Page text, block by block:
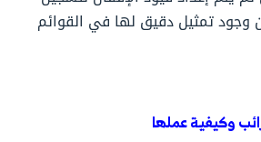
وجود تمثيل دقيق لها في القوائم
وكيفية عملها